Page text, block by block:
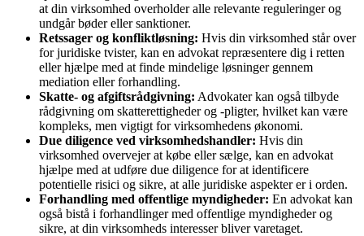
at din virksomhed overholder alle relevante reguleringer og
undgår bøder eller sanktioner.
Retssager og konfliktløsning: Hvis din virksomhed står over
for juridiske tvister, kan en advokat repræsentere dig i retten
eller hjælpe med at finde mindelige løsninger gennem
mediation eller forhandling.
Skatte- og afgiftsrådgivning: Advokater kan også tilbyde
rådgivning om skatterettigheder og -pligter, hvilket kan være
kompleks, men vigtigt for virksomhedens økonomi.
Due diligence ved virksomhedshandler: Hvis din
virksomhed overvejer at købe eller sælge, kan en advokat
hjælpe med at udføre due diligence for at identificere
potentielle risici og sikre, at alle juridiske aspekter er i orden.
Forhandling med offentlige myndigheder: En advokat kan
også bistå i forhandlinger med offentlige myndigheder og
sikre, at din virksomheds interesser bliver varetaget.